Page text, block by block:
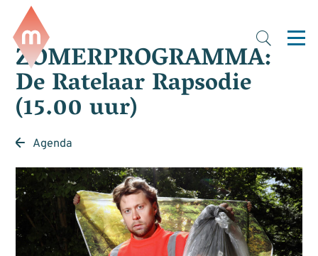
ZOMERPROGRAMMA:
De Ratelaar Rapsodie
(15.00 uur)
Agenda